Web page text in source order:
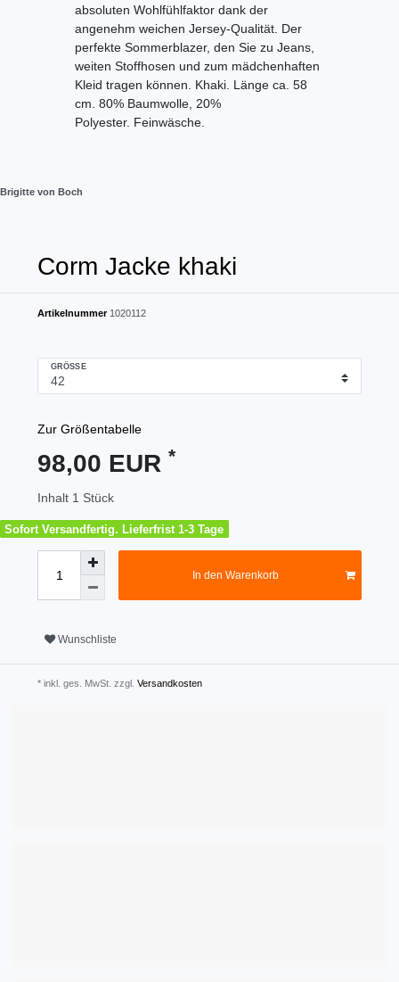
absoluten Wohlfühlfaktor dank der
angenehm weichen Jersey-Qualität. Der
perfekte Sommerblazer, den Sie zu Jeans,
weiten Stoffhosen und zum mädchenhaften
Kleid tragen können. Khaki. Länge ca. 58
cm. 80% Baumwolle, 20%
Polyester. Feinwäsche.
Brigitte von Boch
Corm Jacke khaki
Artikelnummer 1020112
GRÖSSE
Zur Größentabelle
98,00 EUR *
Inhalt 1 Stück
Sofort Versandfertig. Lieferfrist 1-3 Tage
In den Warenkorb
Wunschliste
* inkl. ges. MwSt. zzgl. Versandkosten